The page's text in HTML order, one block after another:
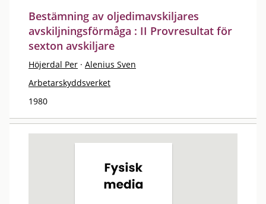
Bestämning av oljedimavskiljares
avskiljningsförmåga : II Provresultat för
sexton avskiljare
Höjerdal Per · Alenius Sven
Arbetarskyddsverket
1980